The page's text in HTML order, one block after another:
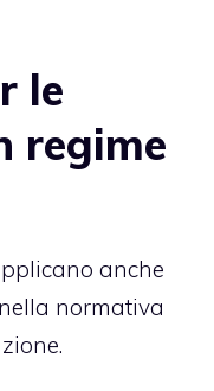
le
regime
anche
normativa